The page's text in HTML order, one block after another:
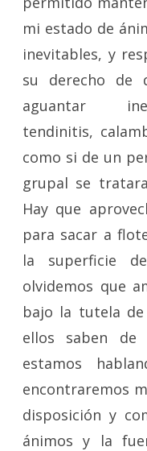
mi estado de
inevitables, y
su derecho de
aguantar
tendinitis,
como si de un
grupal se
Hay que
para sacar a
la superficie
olvidemos que
bajo la tutela
ellos saben
estamos
encontraremos
disposición y
ánimos y la